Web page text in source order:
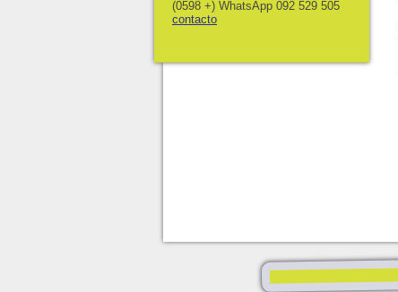
(0598 +) WhatsApp 092 529 505
contacto